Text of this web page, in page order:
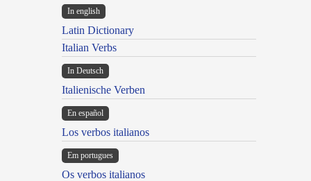
In english
Latin Dictionary
Italian Verbs
In Deutsch
Italienische Verben
En español
Los verbos italianos
Em portugues
Os verbos italianos